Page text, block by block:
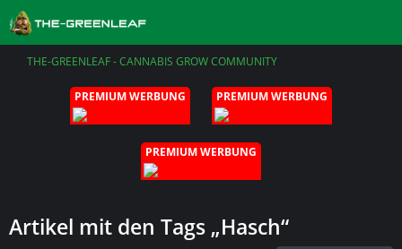
THE-GREENLEAF - CANNABIS GROW COMMUNITY
PREMIUM WERBUNG PREMIUM WERBUNG
PREMIUM WERBUNG
Artikel mit den Tags „Hasch“